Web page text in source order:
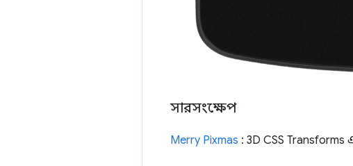
সারসংক্ষেপ
Merry Pixmas : 3D CSS Transforms